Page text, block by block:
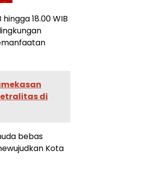
18.00 WIB
di
bebas
Kota